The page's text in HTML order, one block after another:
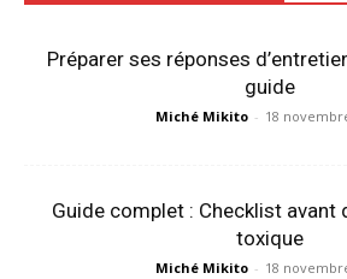
Préparer ses réponses
guide
Miché Mikito - 18
Guide complet : Checklist avant
toxique
Miché Mikito - 18